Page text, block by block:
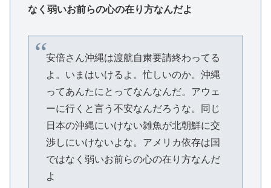
なく弱いお前らの心の在り方なんだよ
安倍さん沖縄は渡航自粛要請終わってる
よ。いまはいけるよ。忙しいのか。沖縄
ってあんたにとってなんなんだ。アウェ
ーに行くと言う不安なんだろうな。同じ
日本の沖縄にいけない雑魚が北朝鮮に交
渉しにいけないよな。アメリカ依存は国
ではなく弱いお前らの心の在り方なんだ
よ